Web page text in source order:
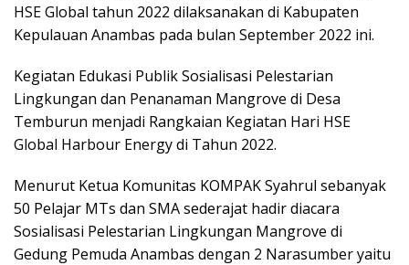
HSE Global tahun 2022 dilaksanakan di Kabupaten
Kepulauan Anambas pada bulan September 2022 ini.
Kegiatan Edukasi Publik Sosialisasi Pelestarian
Lingkungan dan Penanaman Mangrove di Desa
Temburun menjadi Rangkaian Kegiatan Hari HSE
Global Harbour Energy di Tahun 2022.
Menurut Ketua Komunitas KOMPAK Syahrul sebanyak
50 Pelajar MTs dan SMA sederajat hadir diacara
Sosialisasi Pelestarian Lingkungan Mangrove di
Gedung Pemuda Anambas dengan 2 Narasumber yaitu